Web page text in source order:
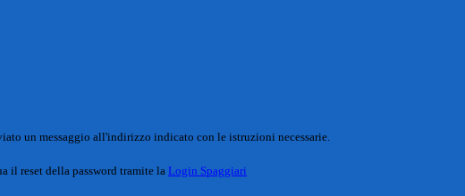
un messaggio all'indirizzo indicato con le istruzioni necessarie.
il reset della password tramite la Login Spaggiari